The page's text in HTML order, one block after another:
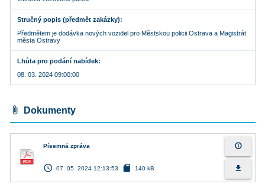
Stručný popis (předmět zakázky)
Předmětem je dodávka nových vozidel pro Městskou policii Ostrava a Magistrát
města Ostravy
Lhůta pro podání nabídek
08. 03. 2024 09:00:00
attach_file Dokumenty
Písemná zpráva
access_time 07. 05. 2024 12:13:53 sd_card 140 kB
info_outline
file_download